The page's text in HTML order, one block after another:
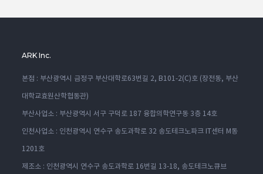
ARK Inc.
본점 : 부산광역시 금정구 부산대학로63번길 2, B101-2(C)호 (장전동, 부산
대학교효원산학협동관)
부산사업소 : 부산광역시 서구 구덕로 187 융합의학연구동 3층 14호
인천사업소 : 인천광역시 연수구 송도과학로 32 송도테크노파크 IT센터 M동
1201호
제조소 : 인천광역시 연수구 송도과학로 16번길 13-18, 송도테크노큐브